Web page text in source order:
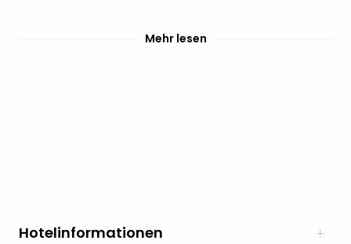
Mehr lesen
Hotelinformationen